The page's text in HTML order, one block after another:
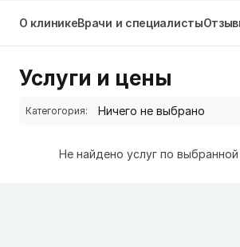
О клиникеВрачи и специалисты
Услуги и цены
Категогория:
Не найдено услуг по выбранной